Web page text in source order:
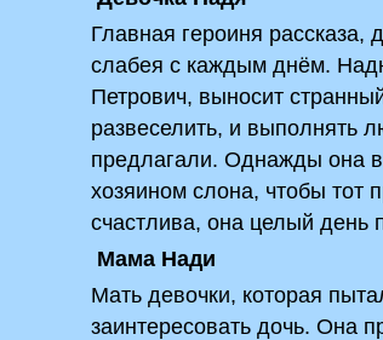
Главная героиня рассказа,
слабея с каждым днём.
Петрович, выносит
развеселить, и выполнять
предлагали. Однажды она
хозяином слона, чтобы тот
счастлива, она целый день
Мама Нади
Мать девочки, которая
заинтересовать дочь. Она